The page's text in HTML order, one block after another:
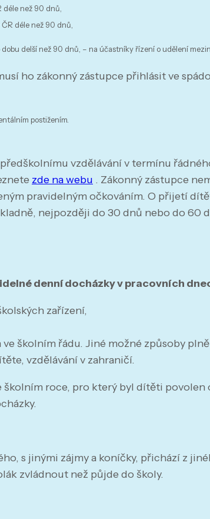
než 90 dnů,
déle než 90 dnů,
delší než 90 dnů, – na účastníky řízení o udělení
ho zákonný zástupce přihlásit ve
postižením.
vzdělávání v termínu
zde na webu . Zákonný zástupce
pravidelným očkováním. O přijetí
nejpozději do 30 dnů nebo do 60
denní docházky v pracovních
zařízení,
školním řádu. Jiné možné způsoby
vzdělávání v zahraničí.
roce, pro který byl dítěti povolen
s jinými zájmy a koníčky, přichází z
zvládnout než půjde do školy.